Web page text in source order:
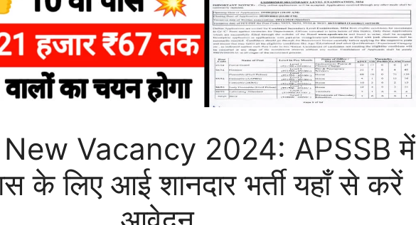
New Vacancy 2024: APSSB में
के लिए आई शानदार भर्ती यहाँ से करें